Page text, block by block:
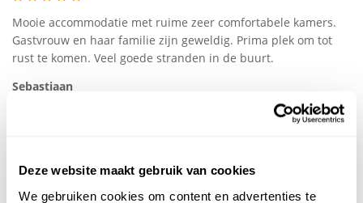
Deze website maakt gebruik van cookies
We gebruiken cookies om content en advertenties te
Mooie accommodatie met ruime zeer comfortabele kamers.
Gastvrouw en haar familie zijn geweldig. Prima plek om tot
rust te komen. Veel goede stranden in de buurt.
Sebastiaan
Baby's 0 t/m 1 jr